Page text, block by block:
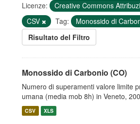
Licenze: Creative Commons
CSV
Tag:
Monossido di
Risultato del Filtro
Monossido di Carbonio (CO)
Numero di superamenti valore limite
umana (media mob 8h) in Veneto,
CSV XLS